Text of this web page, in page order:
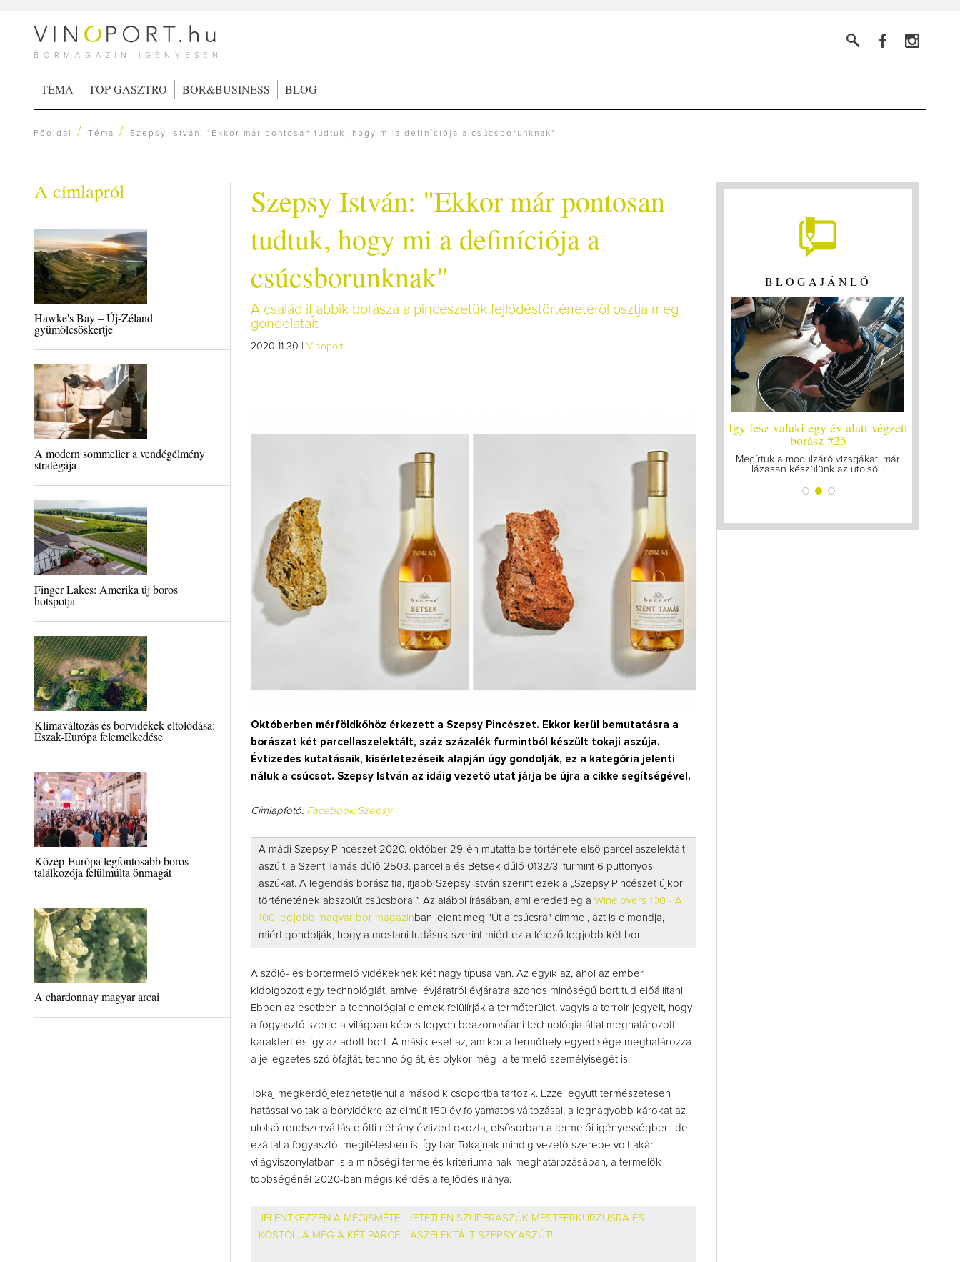
BORMAGAZIN IGÉNYESEN
TÉMA TOP GASZTRO BOR&BUSINESS BLOG
Főoldal /Téma /Szepsy István: "Ekkor már pontosan tudtuk, hogy mi a definíciója a csúcsborunknak"
A címlapról
Hawke's Bay – Új-Zéland
gyümölcsöskertje
A modern sommelier a vendégélmény
stratégája
Finger Lakes: Amerika új boros
hotspotja
Klímaváltozás és borvidékek eltolódása:
Észak-Európa felemelkedése
Közép-Európa legfontosabb boros
találkozója felülmúlta önmagát
A chardonnay magyar arcai
Szepsy István: "Ekkor már pontosan
tudtuk, hogy mi a definíciója a
csúcsborunknak"
A család ifjabbik borásza a pincészetük fejlődéstörténetéről osztja meg
gondolatait
2020-11-30 | Vinoport
Októberben mérföldkőhöz érkezett a Szepsy Pincészet. Ekkor kerül bemutatásra a
borászat két parcellaszelektált, száz százalék furmintból készült tokaji aszúja.
Évtizedes kutatásaik, kísérletezéseik alapján úgy gondolják, ez a kategória jelenti
náluk a csúcsot. Szepsy István az idáig vezető utat járja be újra a cikke segítségével.
Címlapfotó: Facebook/Szepsy
A mádi Szepsy Pincészet 2020. október 29-én mutatta be története első parcellaszelektált
aszúit, a Szent Tamás dűlő 2503. parcella és Betsek dűlő 0132/3. furmint 6 puttonyos
aszúkat. A legendás borász fia, ifjabb Szepsy István szerint ezek a „Szepsy Pincészet újkori
történetének abszolút csúcsborai”. Az alábbi írásában, ami eredetileg a Winelovers 100 - A
100 legjobb magyar bor magazin ban jelent meg "Út a csúcsra" címmel, azt is elmondja,
miért gondolják, hogy a mostani tudásuk szerint miért ez a létező legjobb két bor.
A szőlő- és bortermelő vidékeknek két nagy típusa van. Az egyik az, ahol az ember
kidolgozott egy technológiát, amivel évjáratról évjáratra azonos minőségű bort tud előállítani.
Ebben az esetben a technológiai elemek felülírják a termőterület, vagyis a terroir jegyeit, hogy
a fogyasztó szerte a világban képes legyen beazonosítani technológia által meghatározott
karaktert és így az adott bort. A másik eset az, amikor a termőhely egyedisége meghatározza
a jellegzetes szőlőfajtát, technológiát, és olykor még a termelő személyiségét is.
Tokaj megkérdőjelezhetetlenül a második csoportba tartozik. Ezzel együtt természetesen
hatással voltak a borvidékre az elmúlt 150 év folyamatos változásai, a legnagyobb károkat az
utolsó rendszerváltás előtti néhány évtized okozta, elsősorban a termelői igényességben, de
ezáltal a fogyasztói megítélésben is. Így bár Tokajnak mindig vezető szerepe volt akár
világviszonylatban is a minőségi termelés kritériumainak meghatározásában, a termelők
többségénél 2020-ban mégis kérdés a fejlődés iránya.
JELENTKEZZEN A MEGISMÉTELHETETLEN SZUPERASZÚK MESTEERKURZUSRA ÉS
KÓSTOLJA MEG A KÉT PARCELLASZELEKTÁLT SZEPSY-ASZÚT!
BLOGAJÁNLÓ
Így lesz valaki egy év alatt végzett
borász #25
Megírtuk a modulzáró vizsgákat, már
lázasan készülünk az utolsó...